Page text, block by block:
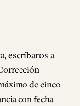
escríbanos a
de cinco
con fecha